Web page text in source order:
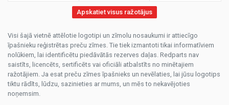
Apskatiet visus ražotājus
Visi šajā vietnē attēlotie logotipi un zīmolu nosaukumi ir attiecīgo
īpašnieku reģistrētas preču zīmes. Tie tiek izmantoti tikai informatīviem
nolūkiem, lai identificētu piedāvātās rezerves daļas. Redparts nav
saistīts, licencēts, sertificēts vai oficiāli atbalstīts no minētajiem
ražotājiem. Ja esat preču zīmes īpašnieks un nevēlaties, lai jūsu logotips
tiktu rādīts, lūdzu, sazinieties ar mums, un mēs to nekavējoties
noņemsim.